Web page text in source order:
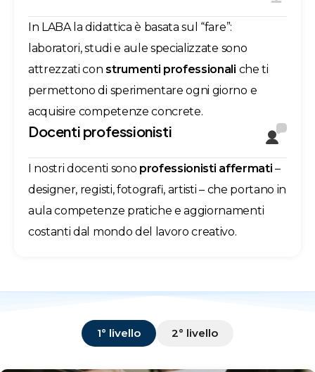
In LABA la didattica è basata sul “fare”:
laboratori, studi e aule specializzate sono
attrezzati con strumenti professionali che ti
permettono di sperimentare ogni giorno e
acquisire competenze concrete.
Docenti professionisti
I nostri docenti sono professionisti affermati –
designer, registi, fotografi, artisti – che portano in
aula competenze pratiche e aggiornamenti
costanti dal mondo del lavoro creativo.
1° livello 2° livello